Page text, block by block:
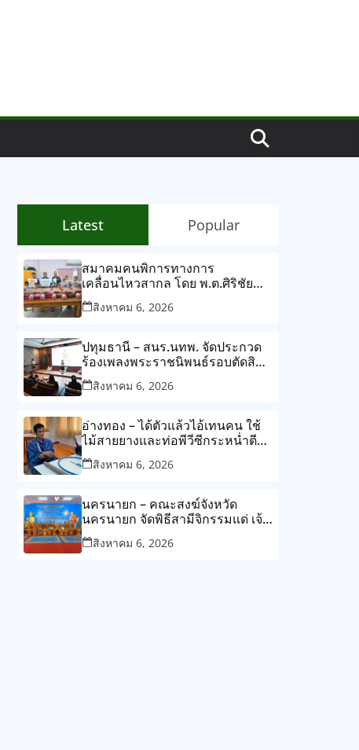
Latest Popular
สมาคมคนพิการทางการ
เคลื่อนไหวสากล โดย พ.ต.ศิริชัย
ทรัพย์ศิริ นายกสมาคมฯ/กรรมการ
อำนวยการสภาสังคมสงเคราะห์
สิงหาคม 6, 2026
ปทุมธานี – สนร.นทพ. จัดประกวด
ร้องเพลงพระราชนิพนธ์รอบตัดสิน
ปลูกฝังเยาวชนสืบสานพระราช
ปณิธานเพื่อแผ่นดิน
สิงหาคม 6, 2026
อ่างทอง – ได้ตัวแล้วไอ้เทนคน ใช้
ไม้สายยางและท่อพีวีซีกระหน่ำตี
นายมลชัยจนเสียชีวิต
สิงหาคม 6, 2026
นครนายก – คณะสงฆ์จังหวัด
นครนายก จัดพิธีสามีจิกรรมแด่ เจ้า
คณะจังหวัดนครนายก
สิงหาคม 6, 2026